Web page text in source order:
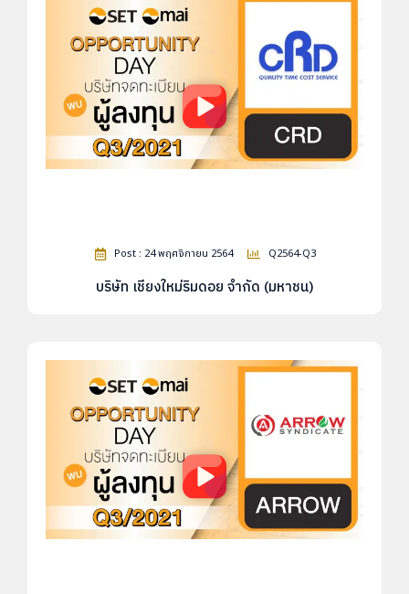
Post : 24 พฤศจิกายน 2564 Q2564-Q3
บริษัท เชียงใหม่ริมดอย จำกัด (มหาชน)